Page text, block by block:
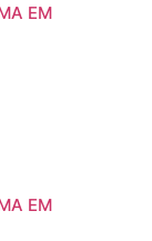
EM
EM